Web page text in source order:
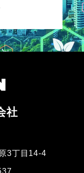
社
3丁目14-4